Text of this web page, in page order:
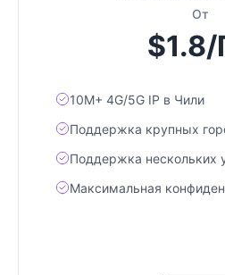
От
$1.8/
10М+ 4G/5G IP в Чили
Поддержка крупных
Поддержка нескольких
Максимальная